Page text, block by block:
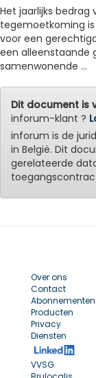
Het jaarlijks
tegemoetkoming is
voor een
een alleenstaande
samenwonende ...
Dit document is
inforum-klant ?
inforum is de
in België. Dit
gerelateerde
Over ons
Contact
Abonnementen
Producten
Privacy
Diensten
VVSG